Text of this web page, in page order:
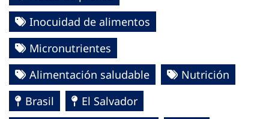
Inocuidad de alimentos
Micronutrientes
Alimentación saludable
Nutrición
Brasil
El Salvador